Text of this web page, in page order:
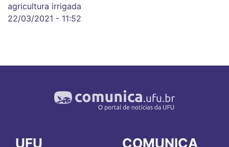
agricultura irrigada
22/03/2021 - 11:52
UFU COMUNICA